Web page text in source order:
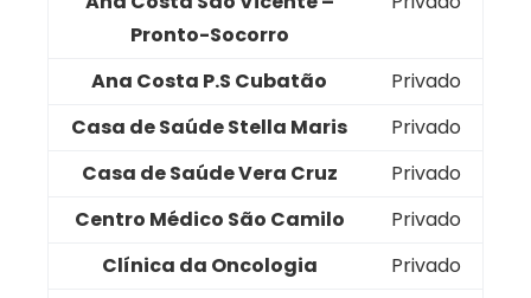
Pronto-Socorro
Ana Costa P.S Cubatão
Privado
Casa de Saúde Stella Maris
Privado
Casa de Saúde Vera Cruz
Privado
Centro Médico São Camilo
Privado
Clínica da Oncologia
Privado